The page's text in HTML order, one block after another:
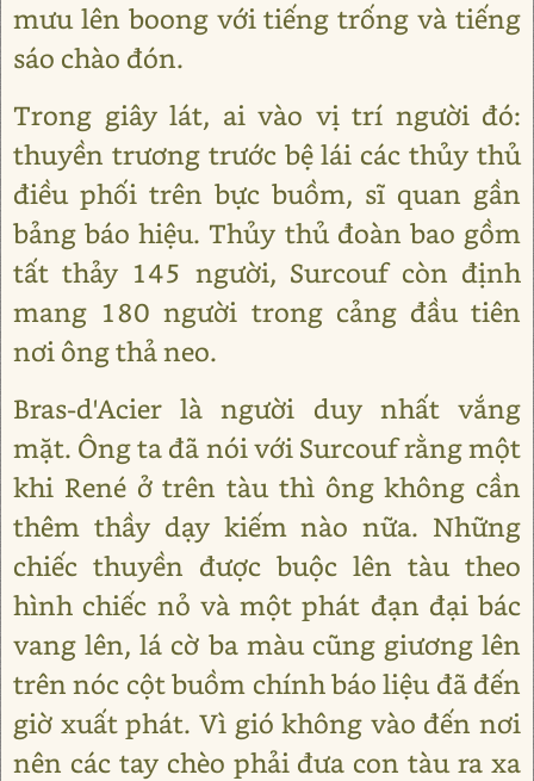
mưu lên boong với tiếng trống và tiếng
sáo chào đón.
Trong giây lát, ai vào vị trí người đó:
thuyền trương trước bệ lái các thủy thủ
điều phối trên bực buồm, sĩ quan gần
bảng báo hiệu. Thủy thủ đoàn bao gồm
tất thảy 145 người, Surcouf còn định
mang 180 người trong cảng đầu tiên
nơi ông thả neo.
Bras-d'Acier là người duy nhất vắng
mặt. Ông ta đã nói với Surcouf rằng một
khi René ở trên tàu thì ông không cần
thêm thầy dạy kiếm nào nữa. Những
chiếc thuyền được buộc lên tàu theo
hình chiếc nỏ và một phát đạn đại bác
vang lên, lá cờ ba màu cũng giương lên
trên nóc cột buồm chính báo liệu đã đến
giờ xuất phát. Vì gió không vào đến nơi
nên các tay chèo phải đưa con tàu ra xa